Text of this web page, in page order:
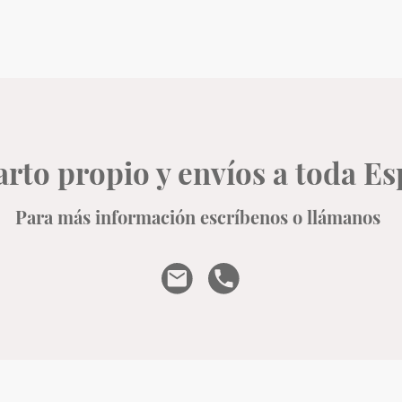
propio y envíos a toda
Para más información escríbenos o llámanos